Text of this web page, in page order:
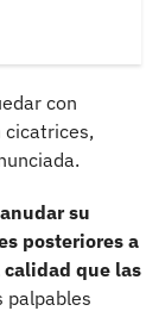
con
su
posteriores a
calidad que las
palpables